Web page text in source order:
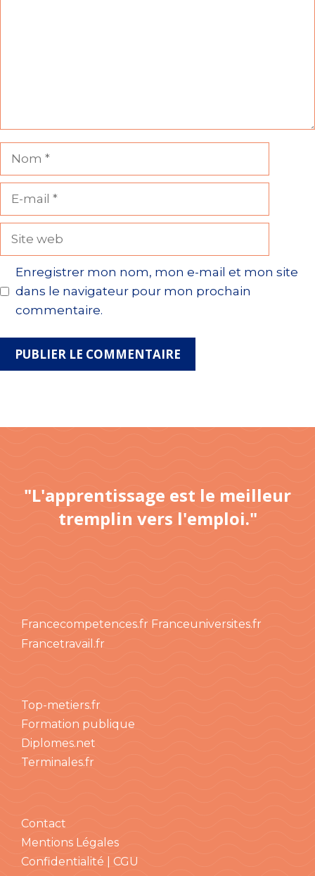
Site
Enregistrer mon nom, mon e-mail et mon site
dans le navigateur pour mon prochain
commentaire.
"L'apprentissage est le meilleur
tremplin vers l'emploi."
Francecompetences.fr Franceuniversites.fr
Francetravail.fr
Top-metiers.fr
Formation publique
Diplomes.net
Terminales.fr
Contact
Mentions Légales
Confidentialité | CGU